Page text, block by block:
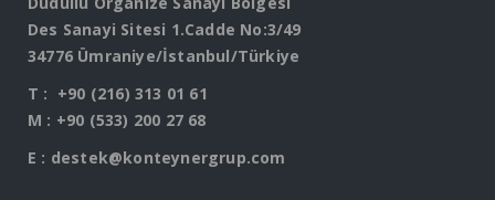
Des Sanayi Sitesi 1.Cadde No:3/49
34776 Ümraniye/İstanbul/Türkiye
T : +90 (216) 313 01 61
M : +90 (533) 200 27 68
E : destek@konteynergrup.com